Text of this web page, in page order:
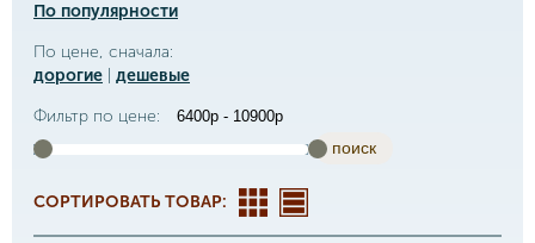
По популярности
По цене, сначала:
дорогие
дешевые
Фильтр по цене:
поиск
СОРТИРОВАТЬ ТОВАР: